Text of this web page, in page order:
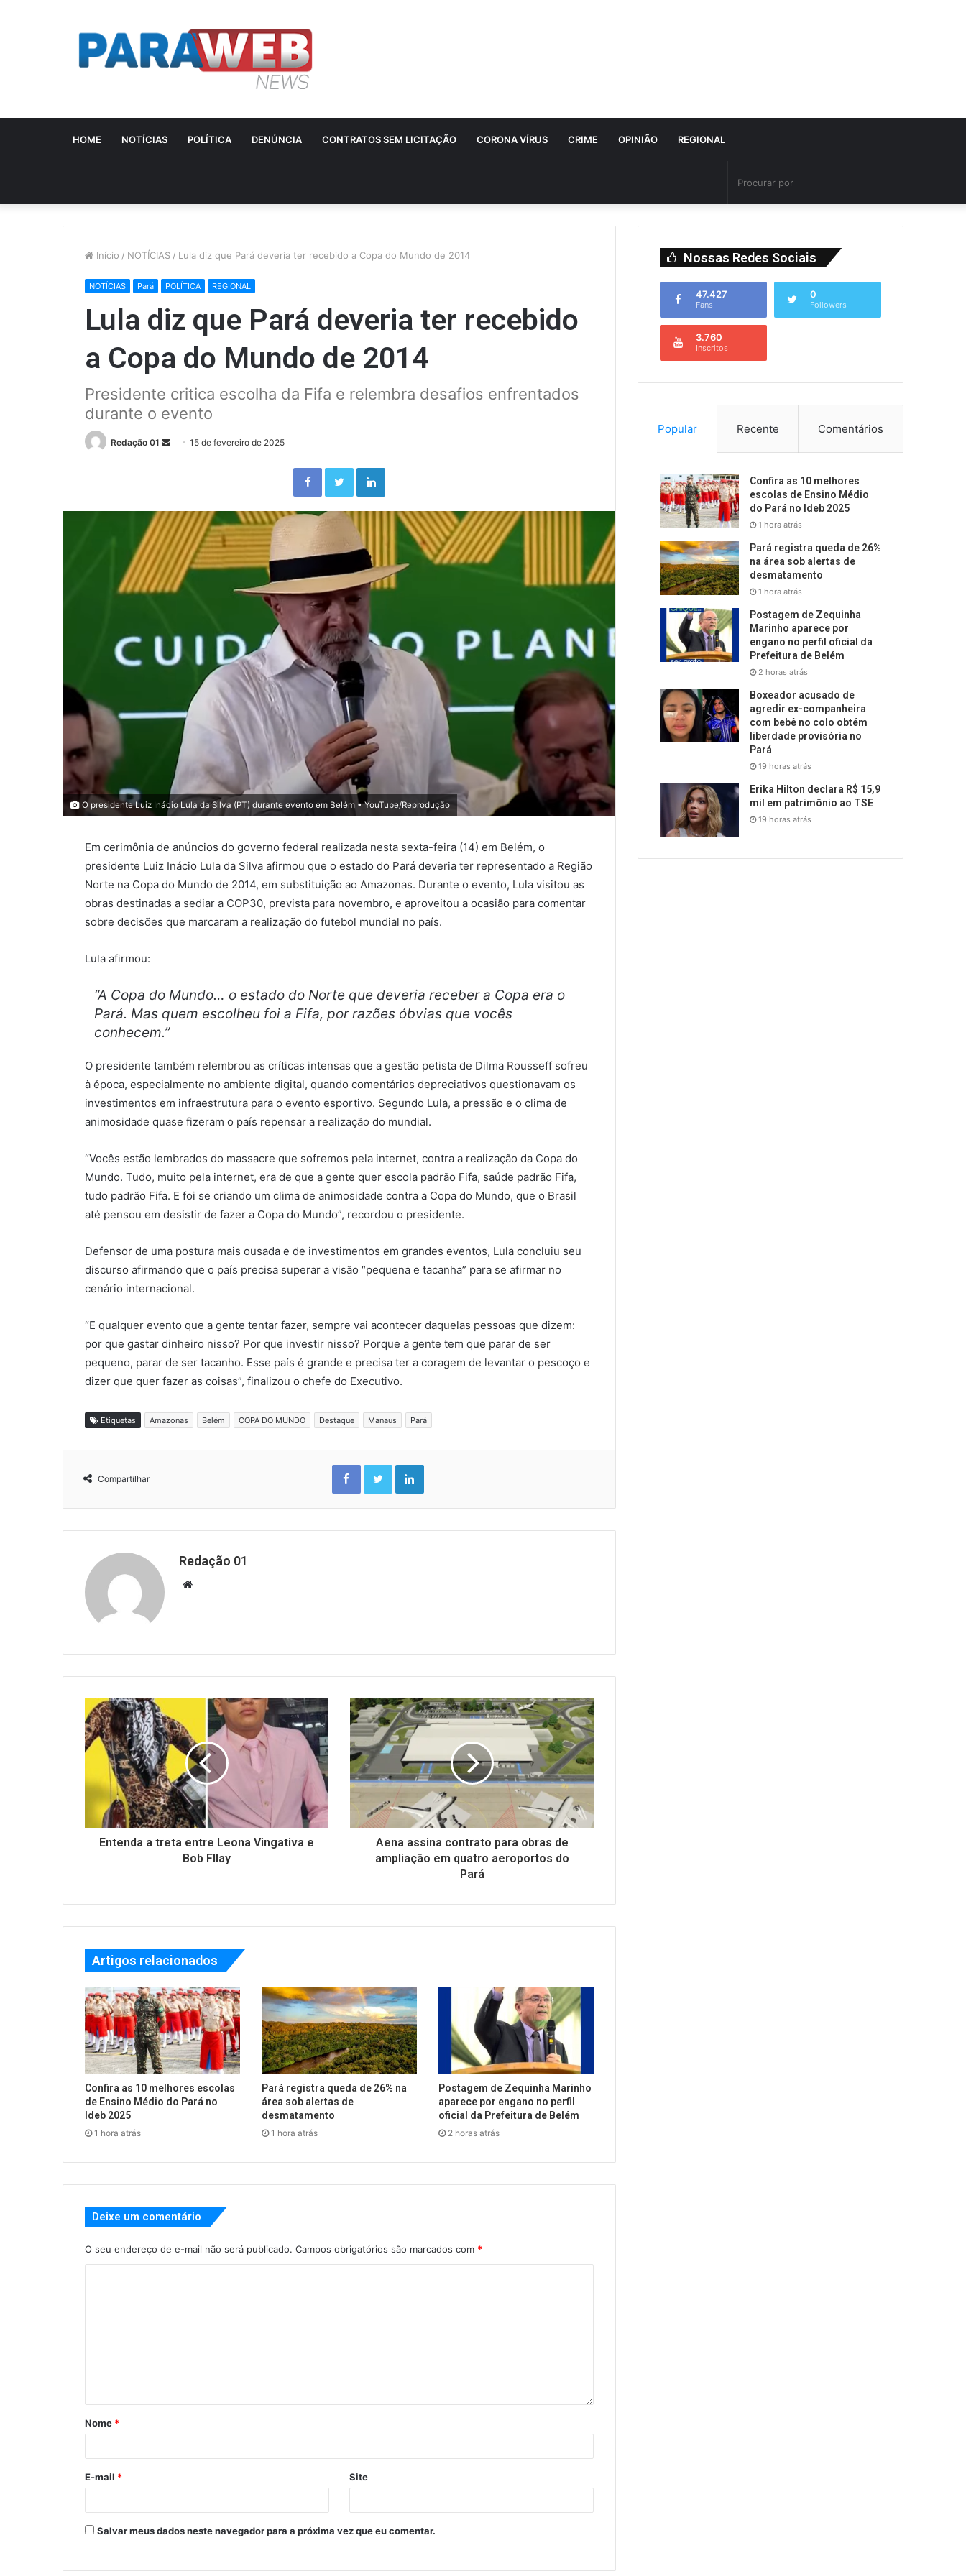
HOME NOTÍCIAS POLÍTICA DENÚNCIA CONTRATOS SEM LICITAÇÃO CORONA VÍRUS CRIME OPINIÃO REGIONAL
Início / NOTÍCIAS / Lula diz que Pará deveria ter recebido a Copa do Mundo de 2014
NOTÍCIAS Pará POLÍTICA REGIONAL
Lula diz que Pará deveria ter recebido
a Copa do Mundo de 2014
Presidente critica escolha da Fifa e relembra desafios enfrentados
durante o evento
Redação 01
Send15 de fevereiro de 2025
FacebookTwitterLinkedin
O presidente Luiz Inácio Lula da Silva (PT) durante evento em Belém • YouTube/Reprodução
Em cerimônia de anúncios do governo federal realizada nesta sexta-feira (14) em Belém, o
presidente Luiz Inácio Lula da Silva afirmou que o estado do Pará deveria ter representado a Região
Norte na Copa do Mundo de 2014, em substituição ao Amazonas. Durante o evento, Lula visitou as
obras destinadas a sediar a COP30, prevista para novembro, e aproveitou a ocasião para comentar
sobre decisões que marcaram a realização do futebol mundial no país.
Lula afirmou:
“A Copa do Mundo… o estado do Norte que deveria receber a Copa era o
Pará. Mas quem escolheu foi a Fifa, por razões óbvias que vocês
conhecem.”
O presidente também relembrou as críticas intensas que a gestão petista de Dilma Rousseff sofreu
à época, especialmente no ambiente digital, quando comentários depreciativos questionavam os
investimentos em infraestrutura para o evento esportivo. Segundo Lula, a pressão e o clima de
animosidade quase fizeram o país repensar a realização do mundial.
“Vocês estão lembrados do massacre que sofremos pela internet, contra a realização da Copa do
Mundo. Tudo, muito pela internet, era de que a gente quer escola padrão Fifa, saúde padrão Fifa,
tudo padrão Fifa. E foi se criando um clima de animosidade contra a Copa do Mundo, que o Brasil
até pensou em desistir de fazer a Copa do Mundo”, recordou o presidente.
Defensor de uma postura mais ousada e de investimentos em grandes eventos, Lula concluiu seu
discurso afirmando que o país precisa superar a visão “pequena e tacanha” para se afirmar no
cenário internacional.
“E qualquer evento que a gente tentar fazer, sempre vai acontecer daquelas pessoas que dizem:
por que gastar dinheiro nisso? Por que investir nisso? Porque a gente tem que parar de ser
pequeno, parar de ser tacanho. Esse país é grande e precisa ter a coragem de levantar o pescoço e
dizer que quer fazer as coisas”, finalizou o chefe do Executivo.
Etiquetas Amazonas Belém COPA DO MUNDO Destaque Manaus Pará
Compartilhar
FacebookTwitterLinkedin
Redação 01
Website
Entenda a treta entre Leona Vingativa e
Bob Fllay
Aena assina contrato para obras de
ampliação em quatro aeroportos do
Pará
Artigos relacionados
Confira as 10 melhores escolas
de Ensino Médio do Pará no
Ideb 2025
1 hora atrás
Pará registra queda de 26% na
área sob alertas de
desmatamento
1 hora atrás
Postagem de Zequinha Marinho
aparece por engano no perfil
oficial da Prefeitura de Belém
2 horas atrás
Deixe um comentário
O seu endereço de e-mail não será publicado. Campos obrigatórios são marcados com *
Nome *
E-mail * Site
Salvar meus dados neste navegador para a próxima vez que eu comentar.
Nossas Redes Sociais
47.427
Fans
0
Followers
3.760
Inscritos
Popular Recente Comentários
Confira as 10 melhores
escolas de Ensino Médio
do Pará no Ideb 2025
1 hora atrás
Pará registra queda de 26%
na área sob alertas de
desmatamento
1 hora atrás
Postagem de Zequinha
Marinho aparece por
engano no perfil oficial da
Prefeitura de Belém
2 horas atrás
Boxeador acusado de
agredir ex-companheira
com bebê no colo obtém
liberdade provisória no
Pará
19 horas atrás
Erika Hilton declara R$ 15,9
mil em patrimônio ao TSE
19 horas atrás